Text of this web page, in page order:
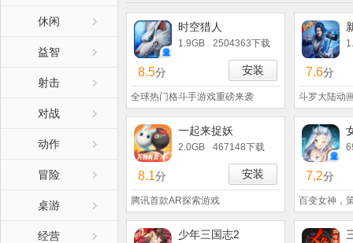
休闲
益智
射击
对战
动作
冒险
桌游
经营
时空猎人
1.9GB 2504363下载
8.5分 安装
全球热门格斗手游戏重磅来袭
7.6分
斗罗大陆动
一起来捉妖
2.0GB 467148下载
8.1分 安装
腾讯首款AR探索游戏
7.2分
百变女神，
少年三国志2